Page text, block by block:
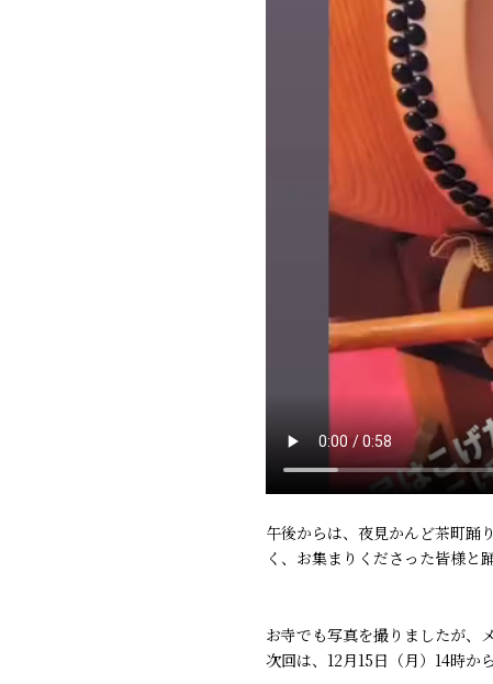
午後からは、夜見かんど茶町踊
く、お集まりくださった皆様と
お寺でも写真を撮りましたが、
次回は、12月15日（月）14時か